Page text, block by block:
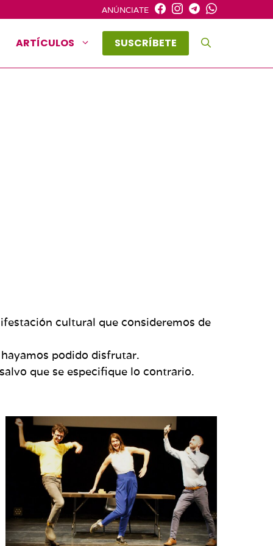
ANÚNCIATE
ARTÍCULOS SUSCRÍBETE
cultural que consideremos de
podido disfrutar.
que se especifique lo contrario.